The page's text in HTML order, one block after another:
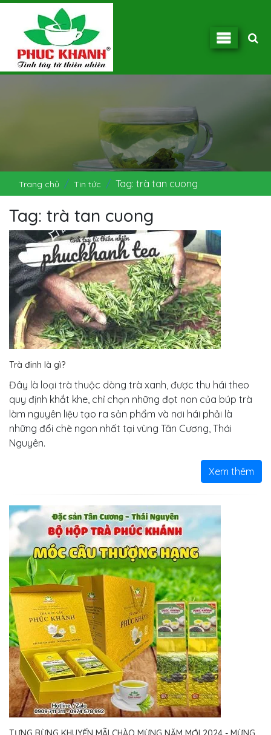
Trang chủ Tin tức Tag: trà tan cuong
Tag: trà tan cuong
Trà đinh là gì?
Đây là loại trà thuộc dòng trà xanh, được thu hái theo
quy định khắt khe, chỉ chọn những đọt non của búp trà
làm nguyên liệu tạo ra sản phẩm và nơi hái phải là
những đổi chè ngon nhất tại vùng Tân Cương, Thái
Nguyên.
Xem thêm